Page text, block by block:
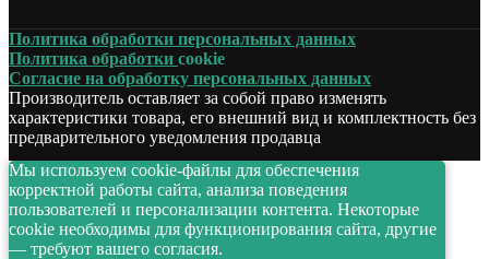
Политика обработки персональных данных
Политика обработки cookie
Согласие на обработку персональных данных
Производитель оставляет за собой право изменять
характеристики товара, его внешний вид и комплектность без
предварительного уведомления продавца
Мы используем cookie-файлы для обеспечения
корректной работы сайта, анализа поведения
пользователей и персонализации контента. Некоторые
cookie необходимы для функционирования сайта, другие
— требуют вашего согласия.